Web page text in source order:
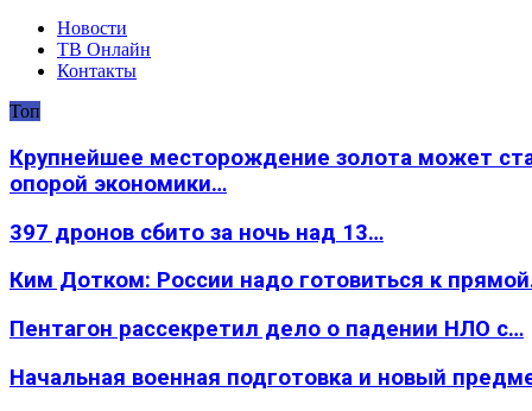
Новости
ТВ Онлайн
Контакты
Топ
Крупнейшее месторождение золота может
опорой экономики…
397 дронов сбито за ночь над 13…
Ким Дотком: России надо готовиться к
Пентагон рассекретил дело о падении НЛО с…
Начальная военная подготовка и новый